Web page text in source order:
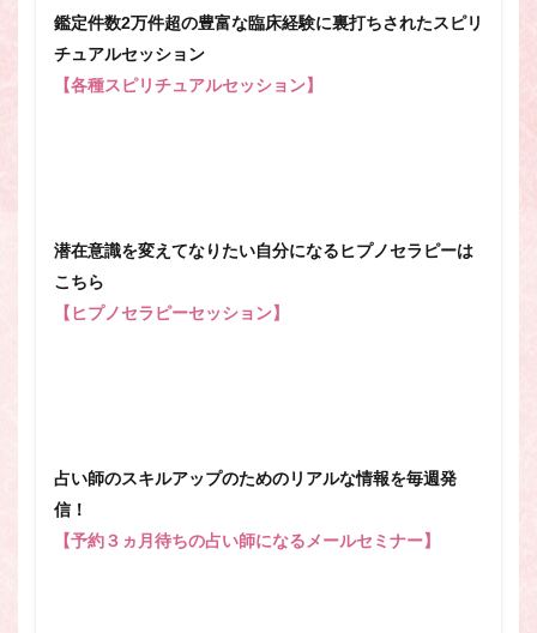
鑑定件数2万件超の豊富な臨床経験に裏打ちされたスピリ
チュアルセッション
【各種スピリチュアルセッション】
潜在意識を変えてなりたい自分になるヒプノセラピーは
こちら
【ヒプノセラピーセッション】
占い師のスキルアップのためのリアルな情報を毎週発
信！
【予約３ヵ月待ちの占い師になるメールセミナー】